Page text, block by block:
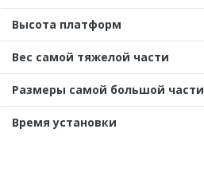
Высота платформ
Вес самой тяжелой части
Размеры самой большой части
Время установки